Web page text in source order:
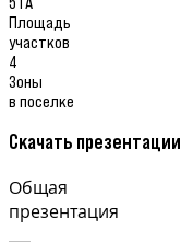
Площадь
участков
4
Зоны
в поселке
Скачать презентации
Общая
презентация